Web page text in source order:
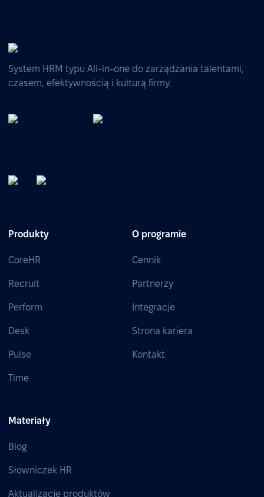
System HRM typu All-in-one do zarządzania talentami,
czasem, efektywnością i kulturą firmy.
Produkty
CoreHR
Recruit
Perform
Desk
Pulse
Time
O programie
Cennik
Partnerzy
Integracje
Strona kariera
Kontakt
Materiały
Blog
Słowniczek HR
Aktualizacje produktów